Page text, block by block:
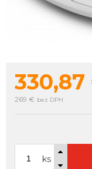
330,87
269 € bez DPH
ks